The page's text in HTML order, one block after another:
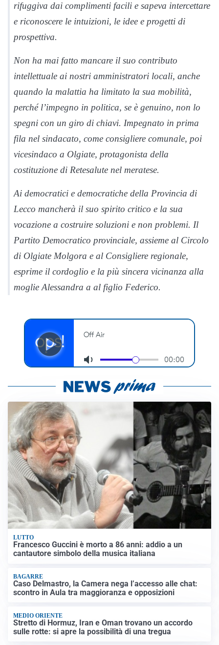
rifuggiva dai complimenti facili e sapeva intercettare
e riconoscere le intuizioni, le idee e progetti di
prospettiva.
Non ha mai fatto mancare il suo contributo
intellettuale ai nostri amministratori locali, anche
quando la malattia ha limitato la sua mobilità,
perché l’impegno in politica, se è genuino, non lo
spegni con un giro di chiavi. Impegnato in prima
fila nel sindacato, come consigliere comunale, poi
vicesindaco a Olgiate, protagonista della
costituzione di Retesalute nel meratese.
Ai democratici e democratiche della Provincia di
Lecco mancherà il suo spirito critico e la sua
vocazione a costruire soluzioni e non problemi. Il
Partito Democratico provinciale, assieme al Circolo
di Olgiate Molgora e al Consigliere regionale,
esprime il cordoglio e la più sincera vicinanza alla
moglie Alessandra a al figlio Federico.
LUTTO
Francesco Guccini è morto a 86 anni: addio a un
cantautore simbolo della musica italiana
BAGARRE
Caso Delmastro, la Camera nega l’accesso alle chat:
scontro in Aula tra maggioranza e opposizioni
MEDIO ORIENTE
Stretto di Hormuz, Iran e Oman trovano un accordo
sulle rotte: si apre la possibilità di una tregua